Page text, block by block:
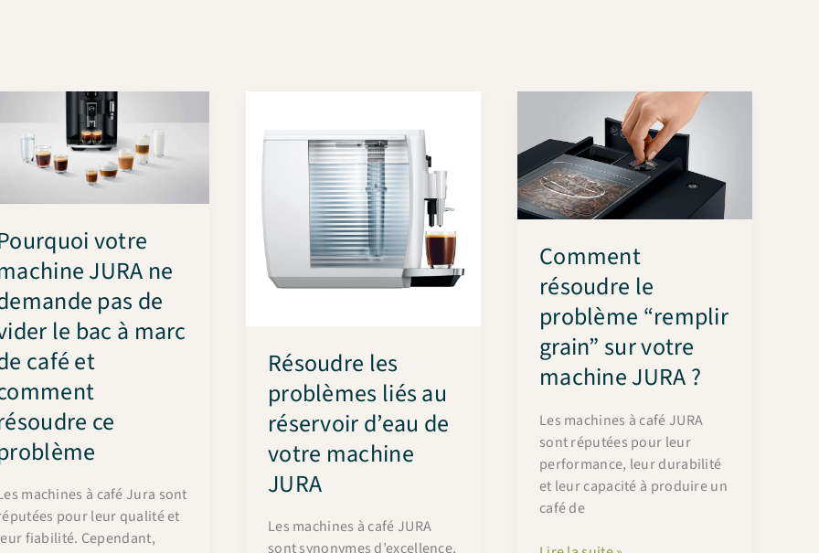
votre
JURA ne
pas de
le bac à marc
café et
ce
machines à café Jura sont
pour leur qualité et
fiabilité. Cependant,
Résoudre les
problèmes liés au
réservoir d’eau de
votre machine
JURA
Les machines à café JURA
sont synonymes d’excellence,
Comment
résoudre le
problème “remplir
grain” sur votre
machine JURA ?
Les machines à café JURA
sont réputées pour leur
performance, leur durabilité
et leur capacité à produire un
café de